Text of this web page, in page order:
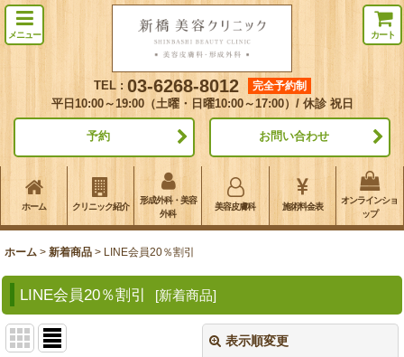
メニュー
TEL : 03-6268-8012
完全予約制
平日10:00～19:00（土曜・日曜10:00～17:00）/ 休診 祝日
予約 お問い合わせ
カート
ホーム クリニック紹介
形成外科・美容
外科
美容皮膚科 施術料金表
オンラインショ
ップ
ホーム > 新着商品 > LINE会員20％割引
LINE会員20％割引 [新着商品]
表示順変更